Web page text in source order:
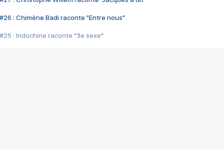
#26 : Chimène Badi raconte "Entre nous"
#25 : Indochine raconte "3e sexe"